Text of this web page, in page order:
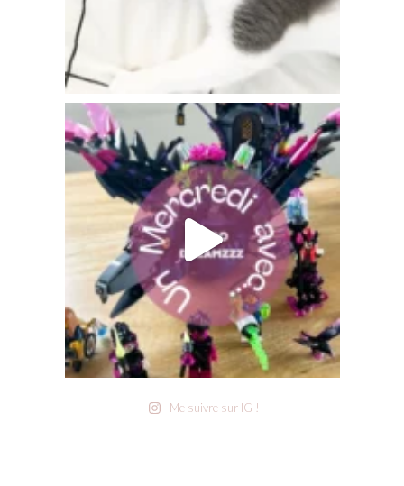
Me suivre sur IG !